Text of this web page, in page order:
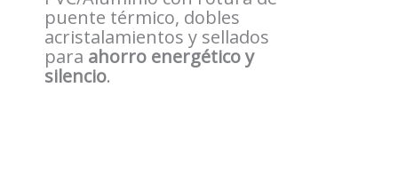
puente térmico, dobles
acristalamientos y sellados
para ahorro energético y
silencio.